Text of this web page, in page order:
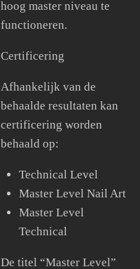
hoog master niveau te
functioneren.
Certificering
Afhankelijk van de
behaalde resultaten kan
certificering worden
behaald op:
Technical Level
Master Level Nail Art
Master Level
Technical
De titel “Master Level”